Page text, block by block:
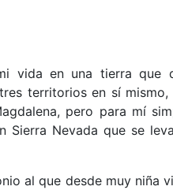
vida en una tierra que
territorios en sí
pero para mí
Sierra Nevada que se
al que desde muy niña